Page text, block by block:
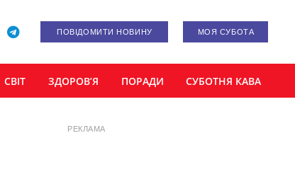
ПОВІДОМИТИ НОВИНУ МОЯ СУБОТА
СВІТ ЗДОРОВ’Я ПОРАДИ СУБОТНЯ КАВА
РЕКЛАМА